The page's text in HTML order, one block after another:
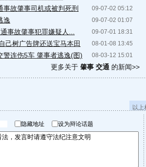
09-07-02 05:12
事故肇事司机或被判死刑
09-07-02 01:07
逸
09-07-01 18:31
事故肇事犯罪嫌疑人...
08-01-08 13:45
己树广告牌还送宝马本田
08-03-12 15:01
警连伤5车 肇事者逃逸(图)
更多关于 肇事 交通 的新闻>>
以
隐藏地址 设为辩论话题